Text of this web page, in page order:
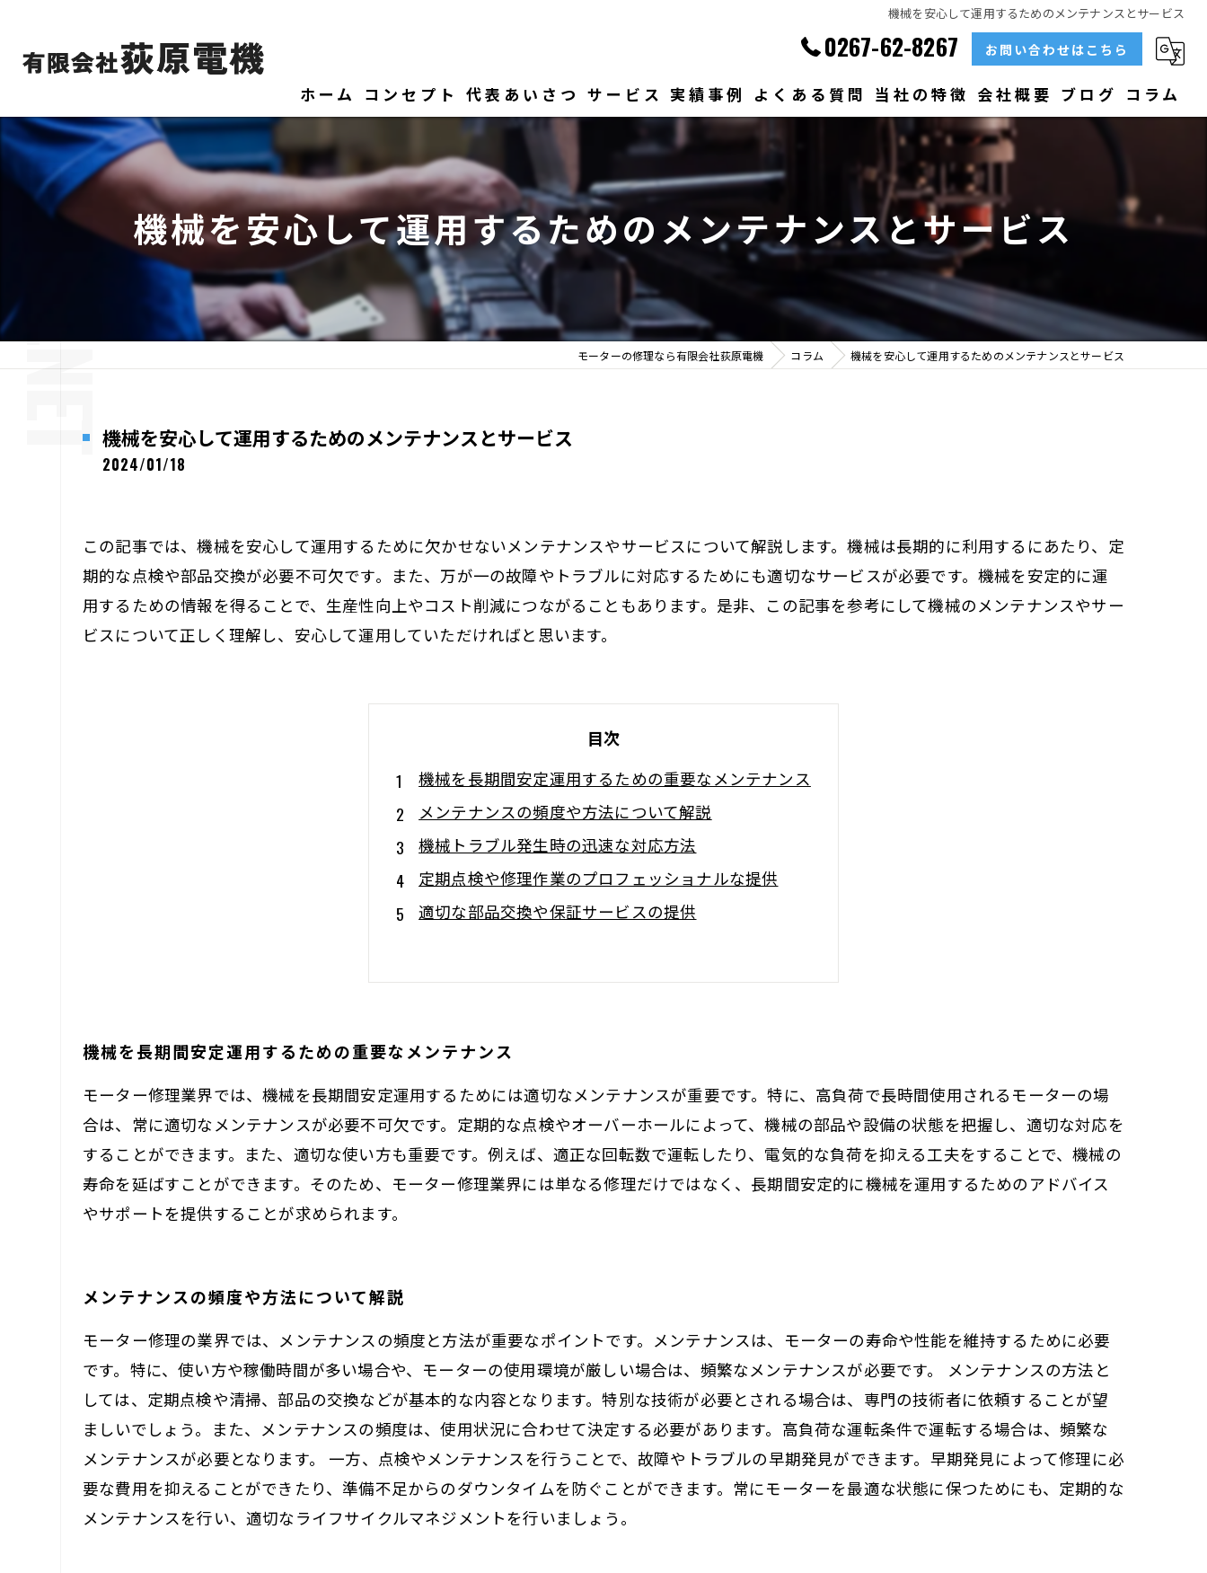
機械を安心して運用するためのメンテナンスとサービス
0267-62-8267 お問い合わせはこちら
ホーム コンセプト 代表あいさつ サービス 実績事例 よくある質問 当社の特徴
ベアリング
大型
メンテナンス
販売
会社概要 ブログ コラム
機械を安心して運用するためのメンテナンスとサービス
モーターの修理なら有限会社荻原電機 コラム 機械を安心して運用するためのメンテナンスとサービス
機械を安心して運用するためのメンテナンスとサービス
2024/01/18
この記事では、機械を安心して運用するために欠かせないメンテナンスやサービスについて解説します。機械は長期的に利用するにあたり、定
期的な点検や部品交換が必要不可欠です。また、万が一の故障やトラブルに対応するためにも適切なサービスが必要です。機械を安定的に運
用するための情報を得ることで、生産性向上やコスト削減につながることもあります。是非、この記事を参考にして機械のメンテナンスやサー
ビスについて正しく理解し、安心して運用していただければと思います。
目次
機械を長期間安定運用するための重要なメンテナンス
メンテナンスの頻度や方法について解説
機械トラブル発生時の迅速な対応方法
定期点検や修理作業のプロフェッショナルな提供
適切な部品交換や保証サービスの提供
機械を長期間安定運用するための重要なメンテナンス
モーター修理業界では、機械を長期間安定運用するためには適切なメンテナンスが重要です。特に、高負荷で長時間使用されるモーターの場
合は、常に適切なメンテナンスが必要不可欠です。定期的な点検やオーバーホールによって、機械の部品や設備の状態を把握し、適切な対応を
することができます。また、適切な使い方も重要です。例えば、適正な回転数で運転したり、電気的な負荷を抑える工夫をすることで、機械の
寿命を延ばすことができます。そのため、モーター修理業界には単なる修理だけではなく、長期間安定的に機械を運用するためのアドバイス
やサポートを提供することが求められます。
メンテナンスの頻度や方法について解説
モーター修理の業界では、メンテナンスの頻度と方法が重要なポイントです。メンテナンスは、モーターの寿命や性能を維持するために必要
です。特に、使い方や稼働時間が多い場合や、モーターの使用環境が厳しい場合は、頻繁なメンテナンスが必要です。 メンテナンスの方法と
しては、定期点検や清掃、部品の交換などが基本的な内容となります。特別な技術が必要とされる場合は、専門の技術者に依頼することが望
ましいでしょう。また、メンテナンスの頻度は、使用状況に合わせて決定する必要があります。高負荷な運転条件で運転する場合は、頻繁な
メンテナンスが必要となります。 一方、点検やメンテナンスを行うことで、故障やトラブルの早期発見ができます。早期発見によって修理に必
要な費用を抑えることができたり、準備不足からのダウンタイムを防ぐことができます。常にモーターを最適な状態に保つためにも、定期的な
メンテナンスを行い、適切なライフサイクルマネジメントを行いましょう。